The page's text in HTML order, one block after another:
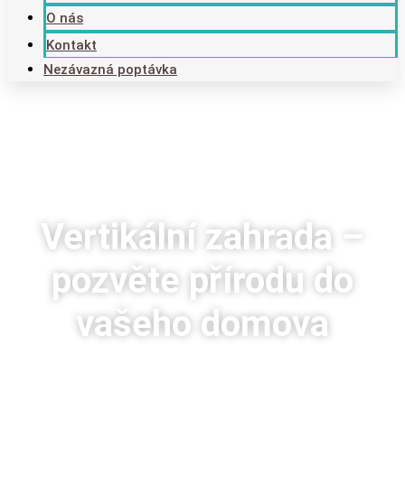
O nás
Kontakt
Nezávazná poptávka
Vertikální zahrada –
pozvěte přírodu do
vašeho domova